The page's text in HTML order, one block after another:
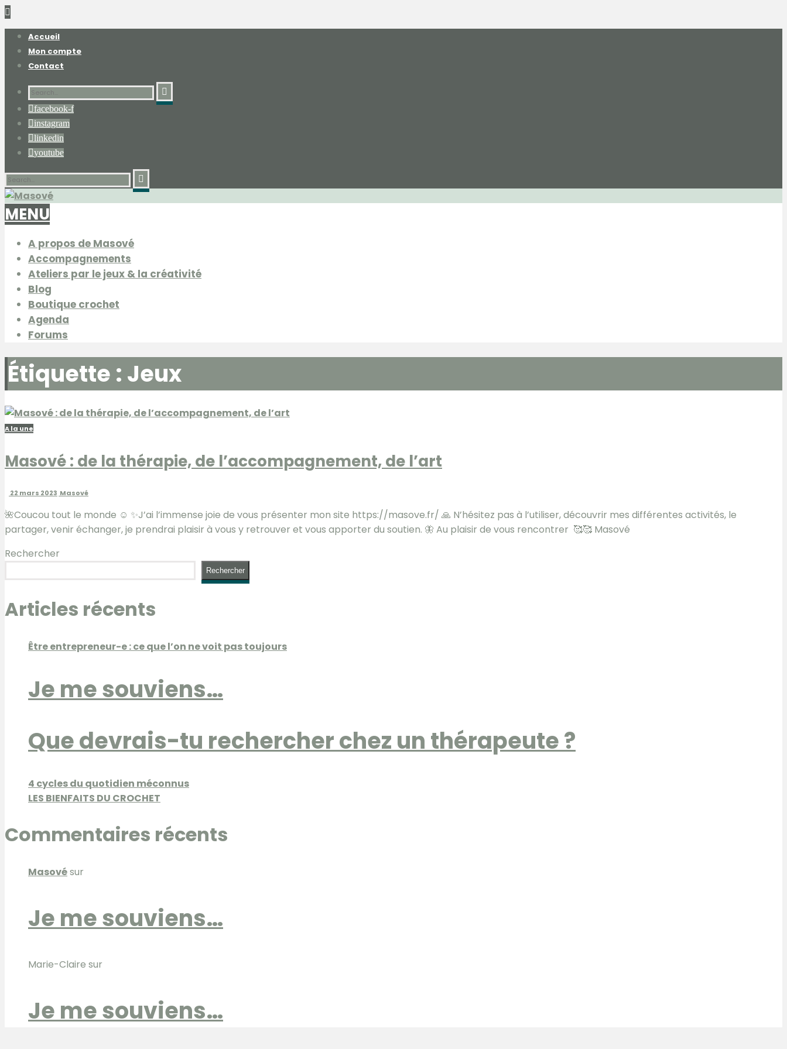
Accueil
Mon compte
Contact
facebook-f
instagram
linkedin
youtube
MENU
A propos de Masové
Accompagnements
Ateliers par le jeux & la créativité
Blog
Boutique crochet
Agenda
Forums
Étiquette : Jeux
A la une
Masové : de la thérapie, de l’accompagnement, de l’art
22 mars 2023 Masové
🌺Coucou tout le monde ☺️ ✨J’ai l’immense joie de vous présenter mon site https://masove.fr/ 🙏 N’hésitez pas à l’utiliser, découvrir mes différentes activités, le
partager, venir échanger, je prendrai plaisir à vous y retrouver et vous apporter du soutien. 🦋 Au plaisir de vous rencontrer 🥰🥰 Masové
Rechercher
Rechercher
Articles récents
Être entrepreneur-e : ce que l’on ne voit pas toujours
Je me souviens…
Que devrais-tu rechercher chez un thérapeute ?
4 cycles du quotidien méconnus
LES BIENFAITS DU CROCHET
Commentaires récents
Masovésur
Je me souviens…
Marie-Claire sur
Je me souviens…